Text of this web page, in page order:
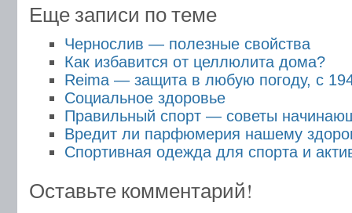
Еще записи по теме
Чернослив — полезные свойства
Как избавится от целлюлита дома?
Reima — защита в любую погоду, с
Социальное здоровье
Правильный спорт — советы
Вредит ли парфюмерия нашему
Спортивная одежда для спорта и
Оставьте комментарий!